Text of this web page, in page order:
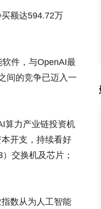
额达594.72万
件，与OpenAI最
间的竞争已迈入一
算力产业链投资机
开支，持续看好
交换机及芯片；
数从为人工智能